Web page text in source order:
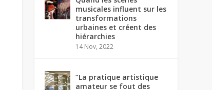
musicales influent sur les
transformations
urbaines et créent des
hiérarchies
14 Nov, 2022
“La pratique artistique
amateur se fout des